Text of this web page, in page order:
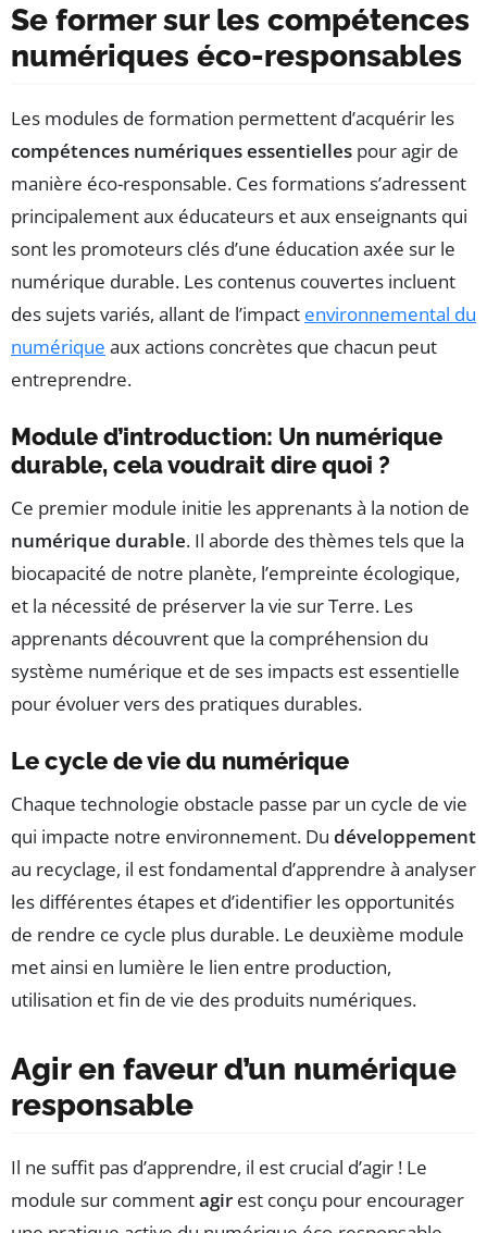
Se former sur les compétences
numériques éco-responsables
Les modules de formation permettent d’acquérir les
compétences numériques essentielles pour agir de
manière éco-responsable. Ces formations s’adressent
principalement aux éducateurs et aux enseignants qui
sont les promoteurs clés d’une éducation axée sur le
numérique durable. Les contenus couvertes incluent
des sujets variés, allant de l’impact environnemental du
numérique aux actions concrètes que chacun peut
entreprendre.
Module d’introduction: Un numérique
durable, cela voudrait dire quoi ?
Ce premier module initie les apprenants à la notion de
numérique durable. Il aborde des thèmes tels que la
biocapacité de notre planète, l’empreinte écologique,
et la nécessité de préserver la vie sur Terre. Les
apprenants découvrent que la compréhension du
système numérique et de ses impacts est essentielle
pour évoluer vers des pratiques durables.
Le cycle de vie du numérique
Chaque technologie obstacle passe par un cycle de vie
qui impacte notre environnement. Du développement
au recyclage, il est fondamental d’apprendre à analyser
les différentes étapes et d’identifier les opportunités
de rendre ce cycle plus durable. Le deuxième module
met ainsi en lumière le lien entre production,
utilisation et fin de vie des produits numériques.
Agir en faveur d’un numérique
responsable
Il ne suffit pas d’apprendre, il est crucial d’agir ! Le
module sur commentagir est conçu pour encourager